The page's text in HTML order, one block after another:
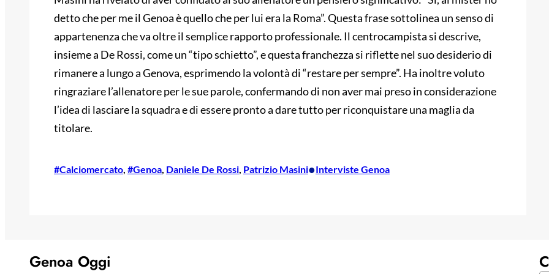
detto che per me il Genoa è quello che per lui era la Roma”. Questa frase sottolinea un senso di
appartenenza che va oltre il semplice rapporto professionale. Il centrocampista si descrive,
insieme a De Rossi, come un “tipo schietto”, e questa franchezza si riflette nel suo desiderio di
rimanere a lungo a Genova, esprimendo la volontà di “restare per sempre”. Ha inoltre voluto
ringraziare l’allenatore per le sue parole, confermando di non aver mai preso in considerazione
l’idea di lasciare la squadra e di essere pronto a dare tutto per riconquistare una maglia da
titolare.
#Calciomercato, #Genoa, Daniele De Rossi, Patrizio Masini•Interviste Genoa
Genoa Oggi